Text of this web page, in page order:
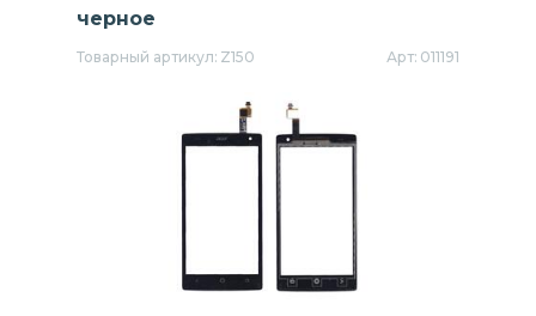
черное
Товарный артикул: Z150 Арт: 011191